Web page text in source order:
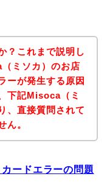
？これまで説明し
ミソカ）のお店
ーが発生する原因
下記Misoca（ミ
、直接質問されて
ん。
ードエラーの問題